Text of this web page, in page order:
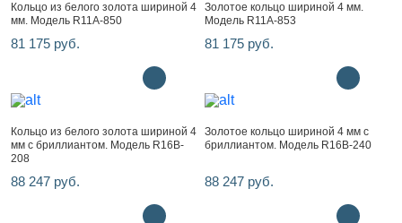
Кольцо из белого золота шириной 4
мм. Модель R11A-850
81 175 руб.
Золотое кольцо шириной 4 мм.
Модель R11A-853
81 175 руб.
Кольцо из белого золота шириной 4
мм с бриллиантом. Модель R16B-
208
88 247 руб.
Золотое кольцо шириной 4 мм с
бриллиантом. Модель R16B-240
88 247 руб.